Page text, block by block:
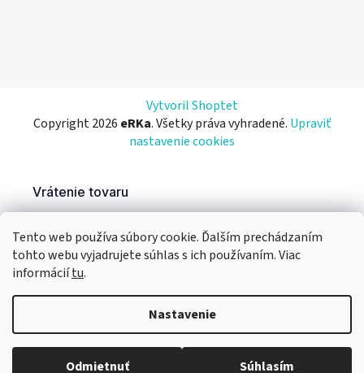
Tento web používa súbory cookie. Ďalším prechádzaním
tohto webu vyjadrujete súhlas s ich používaním. Viac
informáciítu.
Nastavenie
Odmietnuť Súhlasím
Vytvoril Shoptet
Copyright 2026 eRKa. Všetky práva vyhradené. Upraviť
nastavenie cookies